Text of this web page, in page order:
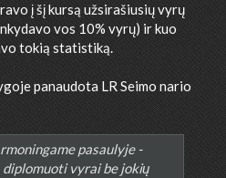
į šį kursą užsirašiusių vyrų
vos 10% vyrų) ir kuo
tokią statistiką.
panaudota LR Seimo nario
pasaulyje -
vyrai be jokių